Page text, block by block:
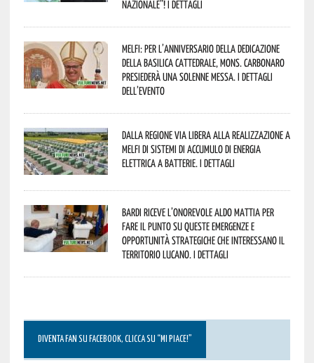
Nazionale”! I dettagli
Melfi: per l’anniversario della Dedicazione
della Basilica Cattedrale, Mons. Carbonaro
presiederà una solenne messa. I dettagli
dell’evento
Dalla Regione via libera alla realizzazione a
Melfi di sistemi di accumulo di energia
elettrica a batterie. I dettagli
Bardi riceve l’onorevole Aldo Mattia per
fare il punto su queste emergenze e
opportunità strategiche che interessano il
territorio lucano. I dettagli
DIVENTA FAN SU FACEBOOK, CLICCA SU “MI PIACE!”